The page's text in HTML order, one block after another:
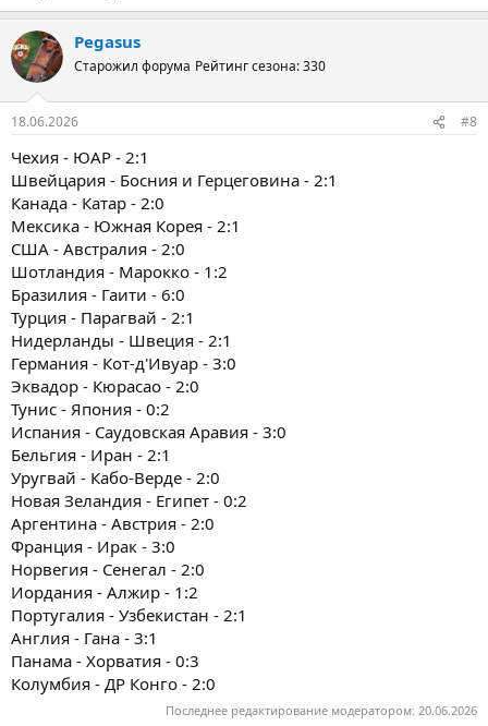
Pegasus
Старожил форума Рейтинг сезона: 330
18.06.2026 #8
Чехия - ЮАР - 2:1
Швейцария - Босния и Герцеговина - 2:1
Канада - Катар - 2:0
Мексика - Южная Корея - 2:1
США - Австралия - 2:0
Шотландия - Марокко - 1:2
Бразилия - Гаити - 6:0
Турция - Парагвай - 2:1
Нидерланды - Швеция - 2:1
Германия - Кот-д'Ивуар - 3:0
Эквадор - Кюрасао - 2:0
Тунис - Япония - 0:2
Испания - Саудовская Аравия - 3:0
Бельгия - Иран - 2:1
Уругвай - Кабо-Верде - 2:0
Новая Зеландия - Египет - 0:2
Аргентина - Австрия - 2:0
Франция - Ирак - 3:0
Норвегия - Сенегал - 2:0
Иордания - Алжир - 1:2
Португалия - Узбекистан - 2:1
Англия - Гана - 3:1
Панама - Хорватия - 0:3
Колумбия - ДР Конго - 2:0
Последнее редактирование модератором: 20.06.2026